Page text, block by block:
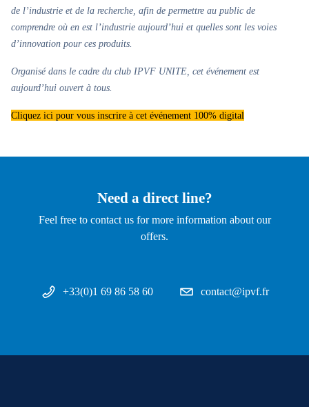
de l’industrie et de la recherche, afin de permettre au public de
comprendre où en est l’industrie aujourd’hui et quelles sont les voies
d’innovation pour ces produits.
Organisé dans le cadre du club IPVF UNITE, cet événement est
aujourd’hui ouvert à tous.
Cliquez ici pour vous inscrire à cet événement 100% digital
Need a direct line?
Feel free to contact us for more information about our
offers.
+33(0)1 69 86 58 60 contact@ipvf.fr